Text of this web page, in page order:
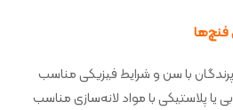
فنچ‌ها
با سن و شرایط فیزیکی مناسب
یا پلاستیکی با مواد لانه‌سازی مناسب